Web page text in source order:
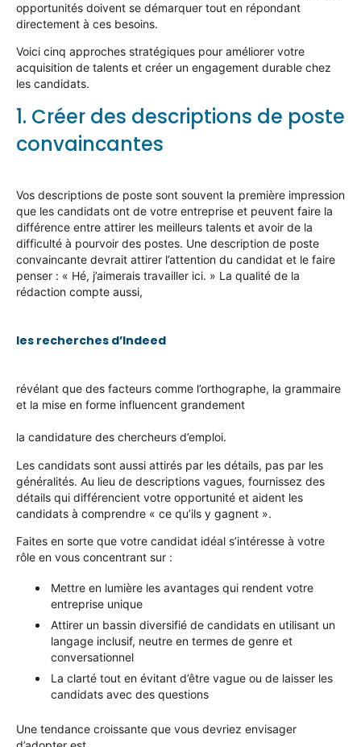
opportunités doivent se démarquer tout en répondant
directement à ces besoins.
Voici cinq approches stratégiques pour améliorer votre
acquisition de talents et créer un engagement durable chez
les candidats.
1. Créer des descriptions de poste
convaincantes
Vos descriptions de poste sont souvent la première impression
que les candidats ont de votre entreprise et peuvent faire la
différence entre attirer les meilleurs talents et avoir de la
difficulté à pourvoir des postes. Une description de poste
convaincante devrait attirer l’attention du candidat et le faire
penser : « Hé, j’aimerais travailler ici. » La qualité de la
rédaction compte aussi,
les recherches d’Indeed
révélant que des facteurs comme l’orthographe, la grammaire
et la mise en forme influencent grandement
la candidature des chercheurs d’emploi.
Les candidats sont aussi attirés par les détails, pas par les
généralités. Au lieu de descriptions vagues, fournissez des
détails qui différencient votre opportunité et aident les
candidats à comprendre « ce qu’ils y gagnent ».
Faites en sorte que votre candidat idéal s’intéresse à votre
rôle en vous concentrant sur :
Mettre en lumière les avantages qui rendent votre
entreprise unique
Attirer un bassin diversifié de candidats en utilisant un
langage inclusif, neutre en termes de genre et
conversationnel
La clarté tout en évitant d’être vague ou de laisser les
candidats avec des questions
Une tendance croissante que vous devriez envisager